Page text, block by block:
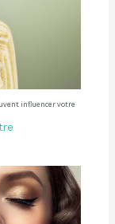
influencer votre